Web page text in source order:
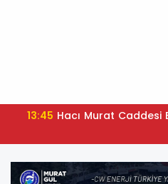
13:45 Hacı Murat Caddesi